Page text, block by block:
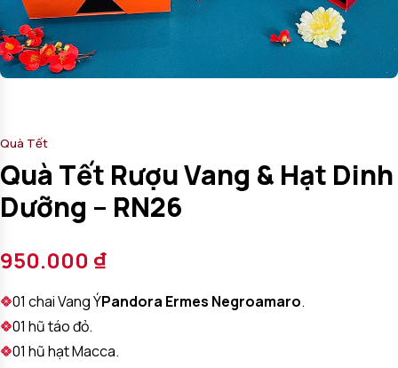
Quà Tết
Quà Tết Rượu Vang & Hạt Dinh
Dưỡng – RN26
950.000 ₫
01 chai Vang ÝPandora Ermes Negroamaro.
01 hũ táo đỏ.
01 hũ hạt Macca.